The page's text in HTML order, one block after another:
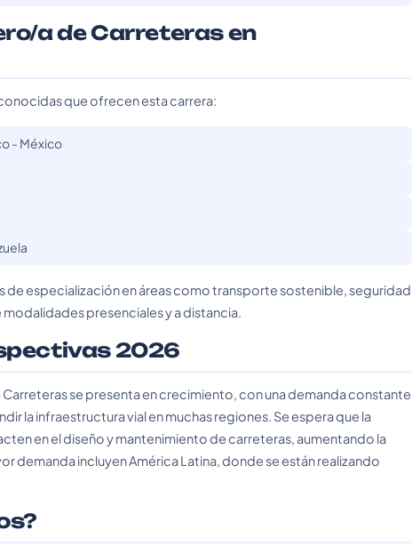
a de Carreteras en
que ofrecen esta carrera:
- México
especialización en áreas como transporte sostenible, seguridad
presenciales y a distancia.
2026
se presenta en crecimiento, con una demanda constante
la infraestructura vial en muchas regiones. Se espera que la
en el diseño y mantenimiento de carreteras, aumentando la
demanda incluyen América Latina, donde se están realizando